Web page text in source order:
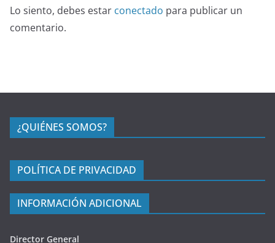
Lo siento, debes estar conectado para publicar un
comentario.
¿QUIÉNES SOMOS?
POLÍTICA DE PRIVACIDAD
INFORMACIÓN ADICIONAL
Director General